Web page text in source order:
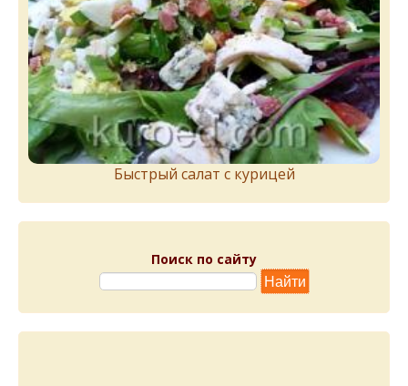
Быстрый салат с курицей
Поиск по сайту